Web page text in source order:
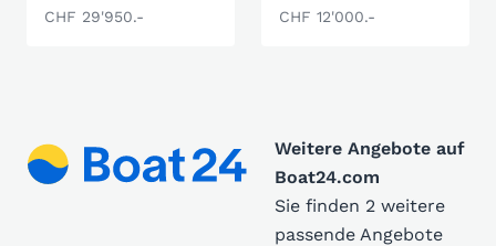
CHF 29'950.- CHF 12'000.-
Weitere Angebote auf
Boat24.com
Sie finden 2 weitere
passende Angebote